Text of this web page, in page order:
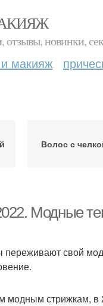
новинки,
и макияж
Волос с
Модные
переживают свой
модным стрижкам, в